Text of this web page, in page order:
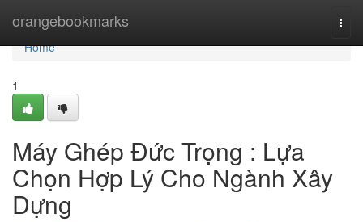
orangebookmarks
Home
Home
1
Máy Ghép Đức Trọng : Lựa
Chọn Hợp Lý Cho Ngành Xây
Dựng